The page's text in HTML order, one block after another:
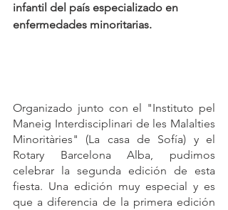
infantil del país especializado en
enfermedades minoritarias.
Organizado junto con el "Instituto pel
Maneig Interdisciplinari de les Malalties
Minoritàries" (La casa de Sofía) y el
Rotary Barcelona Alba, pudimos
celebrar la segunda edición de esta
fiesta. Una edición muy especial y es
que a diferencia de la primera edición